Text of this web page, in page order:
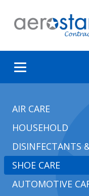
AIR СARE
HOUSEHOLD
DISINFECTANTS
SHOE CARE
AUTOMOTIVE